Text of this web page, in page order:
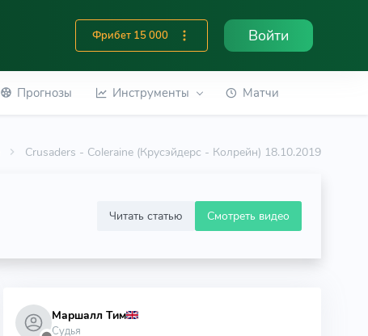
Фрибет 15 000 Войти
Прогнозы Инструменты Матчи
Crusaders - Coleraine (Крусэйдерс - Колрейн) 18.10.2019
Читать статью Смотреть видео
Маршалл Тим
Судья